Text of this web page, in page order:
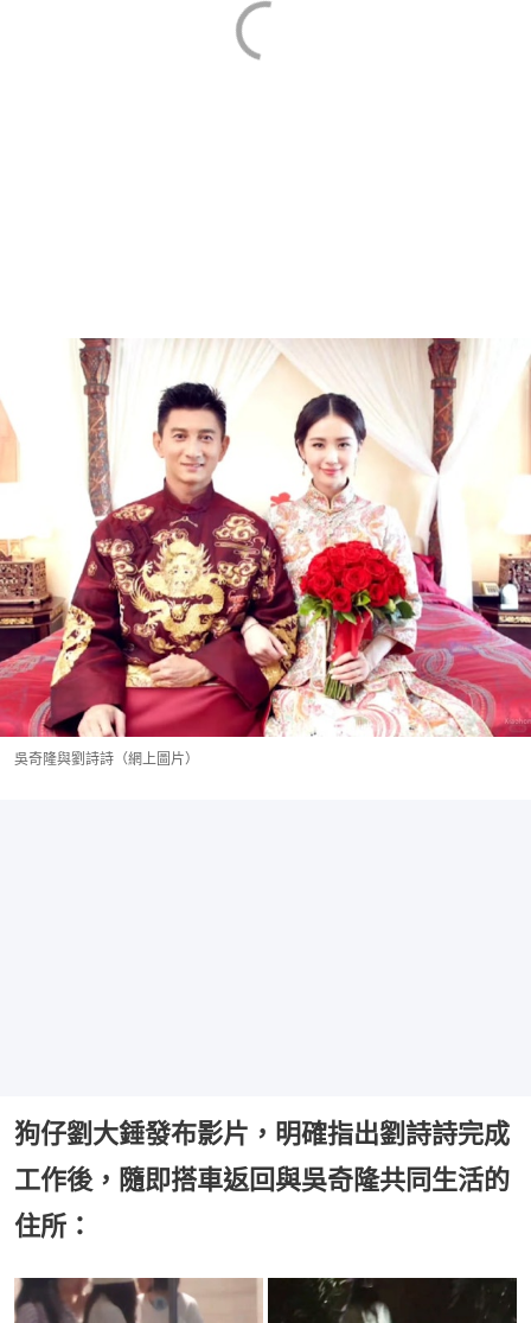
吳奇隆與劉詩詩（網上圖片）
狗仔劉大錘發布影片，明確指出劉詩詩完成
工作後，隨即搭車返回與吳奇隆共同生活的
住所：